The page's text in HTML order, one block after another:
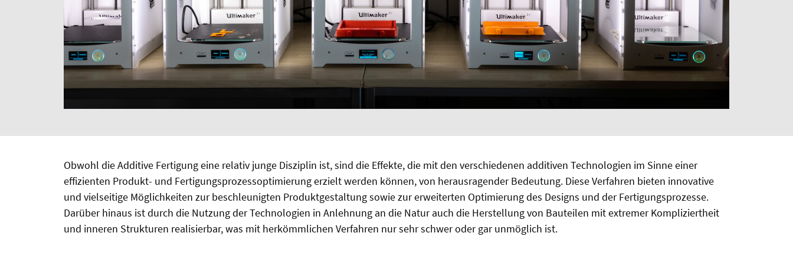
Obwohl die Additive Fertigung eine relativ junge Disziplin ist, sind die Effekte, die mit den verschiedenen additiven Technologien im Sinne einer
effizienten Produkt- und Fertigungsprozessoptimierung erzielt werden können, von herausragender Bedeutung. Diese Verfahren bieten innovative
und vielseitige Möglichkeiten zur beschleunigten Produktgestaltung sowie zur erweiterten Optimierung des Designs und der Fertigungsprozesse.
Darüber hinaus ist durch die Nutzung der Technologien in Anlehnung an die Natur auch die Herstellung von Bauteilen mit extremer Kompliziertheit
und inneren Strukturen realisierbar, was mit herkömmlichen Verfahren nur sehr schwer oder gar unmöglich ist.